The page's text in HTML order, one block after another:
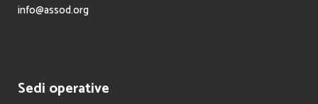
info@assod.org
Sedi operative